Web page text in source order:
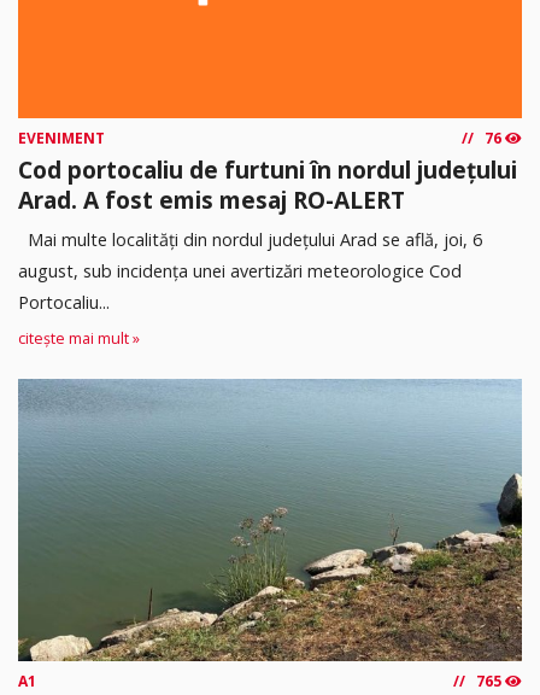
EVENIMENT 76
Cod portocaliu de furtuni în nordul județului
Arad. A fost emis mesaj RO-ALERT
Mai multe localități din nordul județului Arad se află, joi, 6
august, sub incidența unei avertizări meteorologice Cod
Portocaliu...
citește mai mult »
A1 765